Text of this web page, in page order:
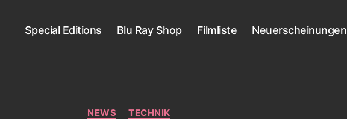
Special Editions Blu Ray Shop Filmliste Neuerscheinungen
Kategorien
NEWS TECHNIK